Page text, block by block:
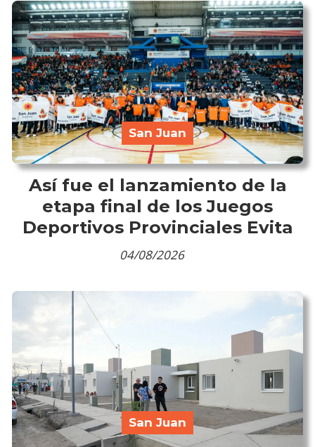
Así fue el lanzamiento de la
etapa final de los Juegos
Deportivos Provinciales Evita
San Juan
04/08/2026
San Juan